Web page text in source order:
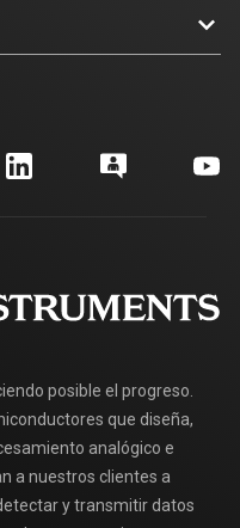
posible el progreso.
que diseña,
analógico e
a nuestros clientes a
y transmitir datos